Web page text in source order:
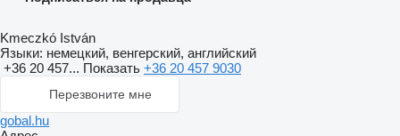
Kmeczkó István
Языки: немецкий, венгерский, английский
+36 20 457... Показать +36 20 457 9030
Перезвоните мне
gobal.hu